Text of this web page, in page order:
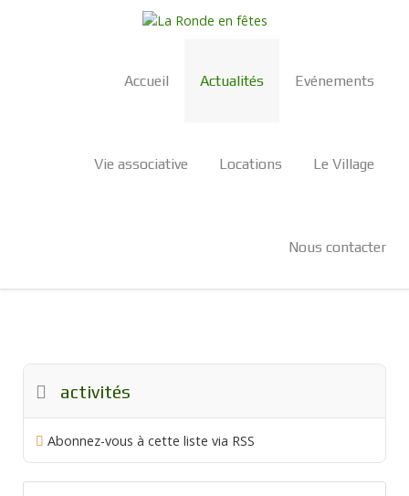
Accueil Actualités Evénements
Vie associative Locations Le Village
Nous contacter
activités
Abonnez-vous à cette liste via RSS